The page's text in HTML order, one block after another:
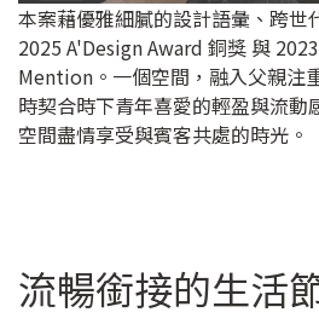
本案藉優雅細膩的設計語彙、跨世
2025 A'Design Award 銅獎 與
Mention。一個空間，融入父親注
時契合時下青年喜愛的輕盈與流動
空間盡情享受與賓客共處的時光。
流暢銜接的生活